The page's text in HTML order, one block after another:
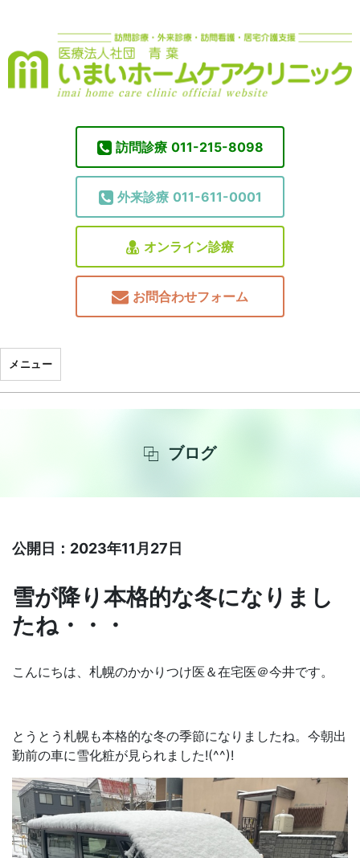
訪問診療 011-215-8098
外来診療 011-611-0001
オンライン診療
お問合わせフォーム
メニュー
ブログ
公開日：2023年11月27日
雪が降り本格的な冬になりまし
たね・・・
こんにちは、札幌のかかりつけ医＆在宅医＠今井です。
とうとう札幌も本格的な冬の季節になりましたね。今朝出
勤前の車に雪化粧が見られました!(^^)!